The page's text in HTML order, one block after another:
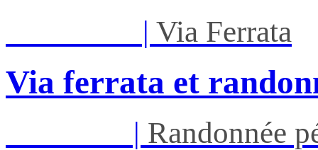
| Via Ferrata
Via ferrata et
| Randonnée